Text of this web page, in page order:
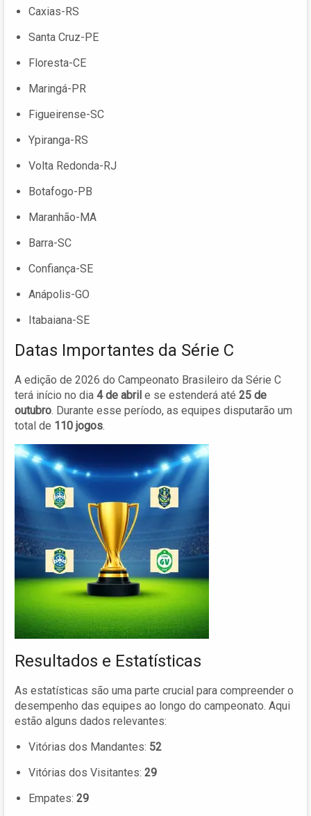
Caxias-RS
Santa Cruz-PE
Floresta-CE
Maringá-PR
Figueirense-SC
Ypiranga-RS
Volta Redonda-RJ
Botafogo-PB
Maranhão-MA
Barra-SC
Confiança-SE
Anápolis-GO
Itabaiana-SE
Datas Importantes da Série C
A edição de 2026 do Campeonato Brasileiro da Série C
terá início no dia 4 de abril e se estenderá até 25 de
outubro. Durante esse período, as equipes disputarão um
total de 110 jogos.
Resultados e Estatísticas
As estatísticas são uma parte crucial para compreender o
desempenho das equipes ao longo do campeonato. Aqui
estão alguns dados relevantes:
Vitórias dos Mandantes: 52
Vitórias dos Visitantes: 29
Empates: 29